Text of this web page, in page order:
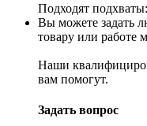
Подходят
Вы можете задать
товару или работе
Наши
вам помогут.
Задать вопрос